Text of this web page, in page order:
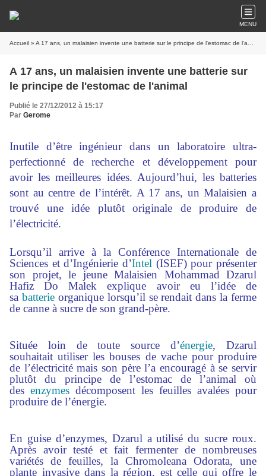
MENU
Accueil » A 17 ans, un malaisien invente une batterie sur le principe de l'estomac de l'animal
A 17 ans, un malaisien invente une batterie sur
le principe de l'estomac de l'animal
Publié le 27/12/2012 à 15:17
Par Gerome
Inutile d’être ingénieur dans un laboratoire ultra-
perfectionné de recherche et développement pour
avoir les meilleures idées. Aujourd’hui, les batteries
sont au centre de l’intérêt. A 17 ans, un Malaisien a
trouvé une idée plutôt originale de produire de
l’électricité.
Lorsqu’il arrive à la Conférence Internationale de
Sciences et d’Ingénierie d’Intel (ISEF) pour présenter
son projet, le jeune Malaisien Mohammad Dzarul
Hafiz Do Malek explique avoir eu l’idée de
sa batterieorganique lorsqu’il se rendait dans la ferme
de canne à sucre de son grand-père.
Située loin de toute source d’énergie, Dzarul
souhaitait utiliser les bouses de vache pour produire
de l’électricité mais son père l’a encouragé à se servir
plutôt du principe de l’estomac de l’animal où
des enzymes décomposent les feuilles avalées pour
produire de l’énergie.
En guise d’enzymes, Dzarul a utilisé du sucre roux.
Après avoir testé et fait fermenter de nombreuses
variétés de feuilles, la Chromoleana Odorata, une
plante invasive dans la région, est celle qui offre le